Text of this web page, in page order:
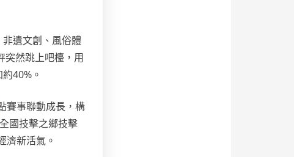
非遺文創、風俗體
突然跳上吧檯，用
40%。
賽事聯動成長，構
國技擊之鄉技擊
濟新活氣。